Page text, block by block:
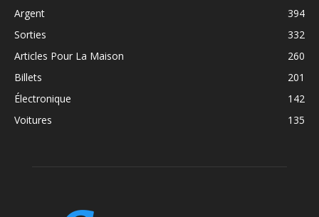
Argent
394
Sorties
332
Articles Pour La Maison
260
Billets
201
Électronique
142
Voitures
135